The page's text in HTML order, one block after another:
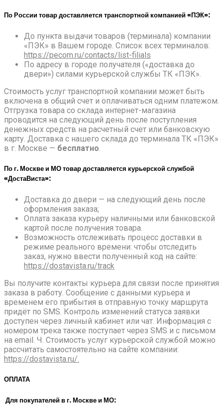
По России товар доставляется транспортной компанией «ПЭК»:
До пункта выдачи товаров (терминала) компании
«ПЭК» в Вашем городе. Список всех терминалов:
https://pecom.ru/contacts/list-filials
По адресу в городе получателя («доставка до
двери») силами курьерской службы ТК «ПЭК».
Стоимость услуг транспортной компании может быть
включена в общий счет и оплачиваться одним платежом.
Отгрузка товара со склада интернет-магазина
проводится на следующий день после поступления
денежных средств на расчетный счет или банковскую
карту. Доставка с нашего склада до терминала ТК «ПЭК»
в г. Москве — бесплатно
По г. Москве и МО товар доставляется курьерской службой
«ДостаВиста»:
Доставка до двери — на следующий день после
оформления заказа;
Оплата заказа курьеру наличными или банковской
картой после получения товара.
Возможность отслеживать процесс доставки в
режиме реального времени: чтобы отследить
заказ, нужно ввести полученный код на сайте:
https://dostavista.ru/track
Вы получите контакты курьера для связи после принятия
заказа в работу. Сообщение с данными курьера и
временем его прибытия в отправную точку маршрута
придёт по SMS. Контроль изменений статуса заявки
доступен через личный кабинет или чат. Информация с
номером трека также поступает через SMS и с письмом
на email. Ч. Стоимость услуг курьерской службой можно
рассчитать самостоятельно на сайте компании:
https://dostavista.ru/.
ОПЛАТА
Для покупателей в г. Москве и МО: